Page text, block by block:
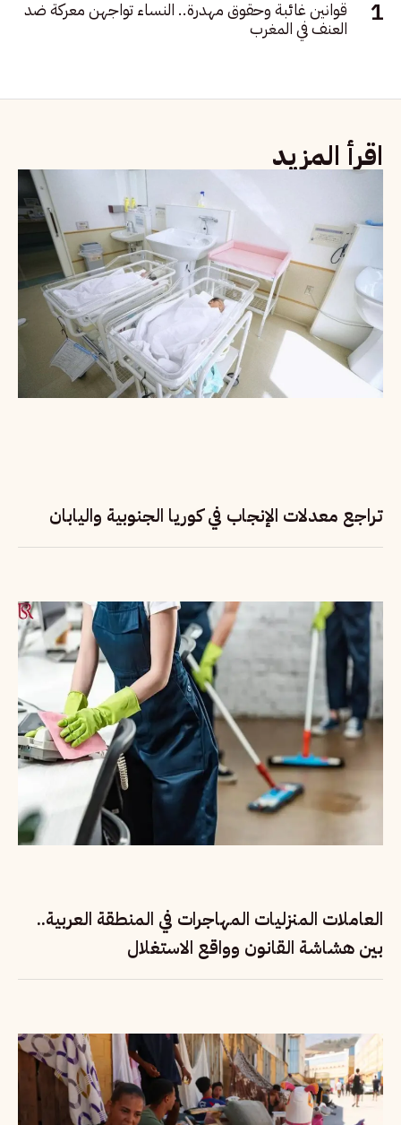
قوانين غائبة وحقوق مهدرة.. النساء تواجهن معركة ضد
العنف في المغرب
اقرأ المزيد
تراجع معدلات الإنجاب في كوريا الجنوبية واليابان
العاملات المنزليات المهاجرات في المنطقة العربية..
بين هشاشة القانون وواقع الاستغلال